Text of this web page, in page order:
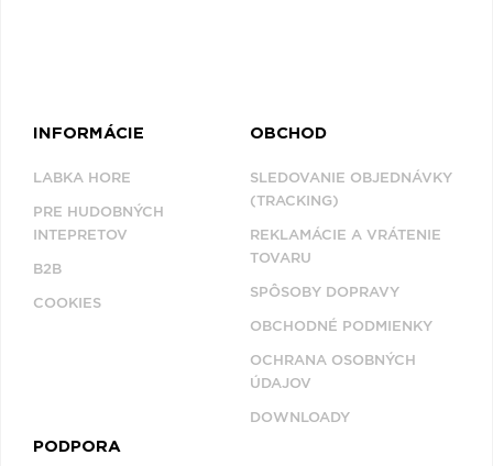
INFORMÁCIE
LABKA HORE
PRE HUDOBNÝCH
INTEPRETOV
B2B
COOKIES
OBCHOD
SLEDOVANIE OBJEDNÁVKY
(TRACKING)
REKLAMÁCIE A VRÁTENIE
TOVARU
SPÔSOBY DOPRAVY
OBCHODNÉ PODMIENKY
OCHRANA OSOBNÝCH
ÚDAJOV
DOWNLOADY
PODPORA